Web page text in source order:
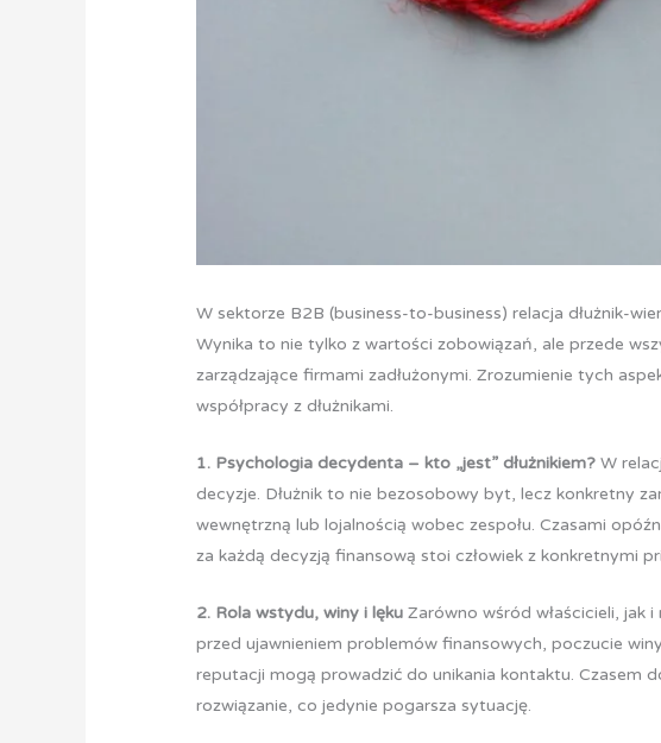
W sektorze B2B (business-to-business) relacja dłużnik-
Wynika to nie tylko z wartości zobowiązań, ale przede
zarządzające firmami zadłużonymi. Zrozumienie tych
współpracy z dłużnikami.
1. Psychologia decydenta – kto „jest” dłużnikiem? W
decyzje. Dłużnik to nie bezosobowy byt, lecz konkretny
wewnętrzną lub lojalnością wobec zespołu. Czasami
za każdą decyzją finansową stoi człowiek z konkretnymi
2. Rola wstydu, winy i lęku Zarówno wśród właścicieli, jak
przed ujawnieniem problemów finansowych, poczucie
reputacji mogą prowadzić do unikania kontaktu. Czasem
rozwiązanie, co jedynie pogarsza sytuację.